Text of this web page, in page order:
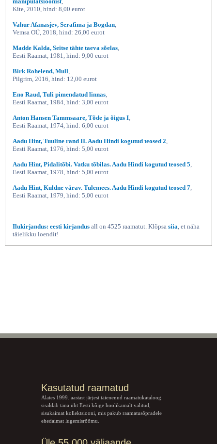
Kite, 2010, hind: 8,00 eurot
Vahur Afanasjev, Serafima ja Bogdan,
Vemsa OÜ, 2018, hind: 26,00 eurot
Madde Kalda, Seitse tähte taeva sõelas,
Eesti Raamat, 1981, hind: 9,00 eurot
Birk Rohelend, Mull,
Pilgrim, 2016, hind: 12,00 eurot
Eno Raud, Tuli pimendatud linnas,
Eesti Raamat, 1984, hind: 3,00 eurot
Anton Hansen Tammsaare, Tõde ja õigus I,
Eesti Raamat, 1974, hind: 6,00 eurot
Aadu Hint, Tuuline rand II. Aadu Hindi kogutud teosed 2,
Eesti Raamat, 1976, hind: 5,00 eurot
Aadu Hint, Pidalitõbi. Vatku tõbilas. Aadu Hindi kogutud teosed 5,
Eesti Raamat, 1978, hind: 5,00 eurot
Aadu Hint, Kuldne värav. Tulemees. Aadu Hindi kogutud teosed 7,
Eesti Raamat, 1979, hind: 5,00 eurot
Ilukirjandus: eesti kirjandus all on 4525 raamatut. Klõpsa siia, et näha
täielikku loendit!
Kasutatud raamatud
Alates 1999. aastast järjest täienenud raamatukataloog
sisaldab täna üht Eesti kõige hoolikamalt valitud,
sisukaimat kollektsiooni, mis pakub raamatusõpradele
ehedaimat lugemisrõõmu.